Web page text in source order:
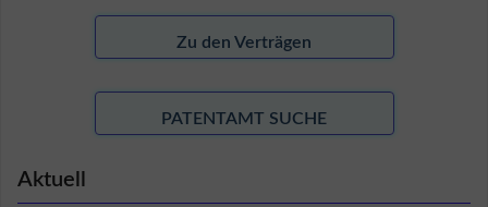
Zu den Verträgen
PATENTAMT SUCHE
Aktuell